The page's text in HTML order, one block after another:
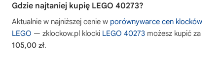
Gdzie najtaniej kupię LEGO 40273?
Aktualnie w najniższej cenie w porównywarce cen klocków
LEGO — zklockow.pl klocki LEGO 40273 możesz kupić za
105,00 zł.